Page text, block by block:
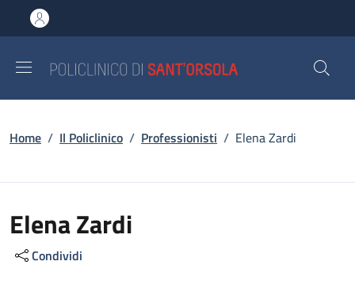
al contenuto principale
to footer content
Briciole di pane
Home / Il Policlinico / Professionisti / Elena Zardi
Elena Zardi
Condividi